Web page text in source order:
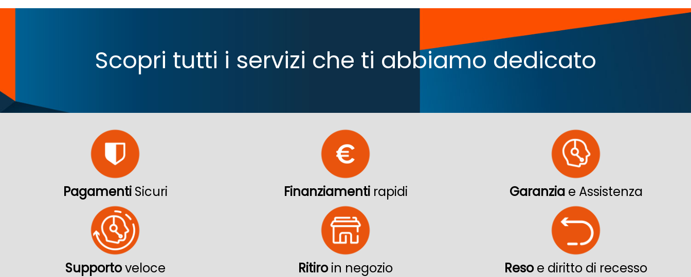
Scopri tutti i servizi che ti abbiamo dedicato
Pagamenti Sicuri Finanziamenti rapidi Garanzia e Assistenza
Supportoveloce Ritiroin negozio Resoe diritto di recesso